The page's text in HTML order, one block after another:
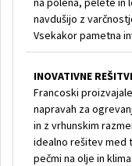
navdušijo z
Vsekakor pametna
INOVATIVNE
Francoski
napravah za
in z vrhunskim
idealno rešitev med
pečmi na olje in